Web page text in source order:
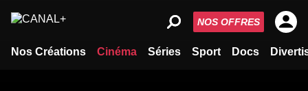
Nos Créations Cinéma Séries Sport Docs
NOS OFFRES